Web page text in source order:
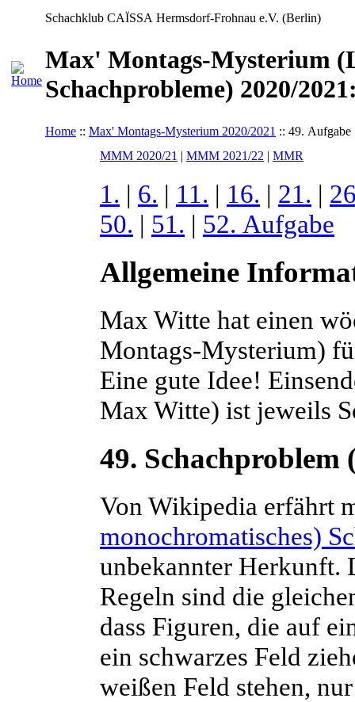
Schachklub CAÏSSA Hermsdorf-Frohnau e.V. (Berlin)
Max' Montags-Mysterium
Schachprobleme) 2020/
Home :: Max' Montags-Mysterium 2020/2021 :: 49. Aufgabe
MMM 2020/21 | MMM 2021/22 | MMR
1. | 6. | 11. | 16. | 21. |
50. | 51. | 52. Aufgabe
Allgemeine
Max Witte hat einen
Montags-Mysterium)
Eine gute Idee!
Max Witte) ist jeweils
49. Schachproblem
Von Wikipedia erfährt
monochromatisches)
unbekannter Herkunft.
Regeln sind die
dass Figuren, die auf
ein schwarzes Feld
weißen Feld stehen,